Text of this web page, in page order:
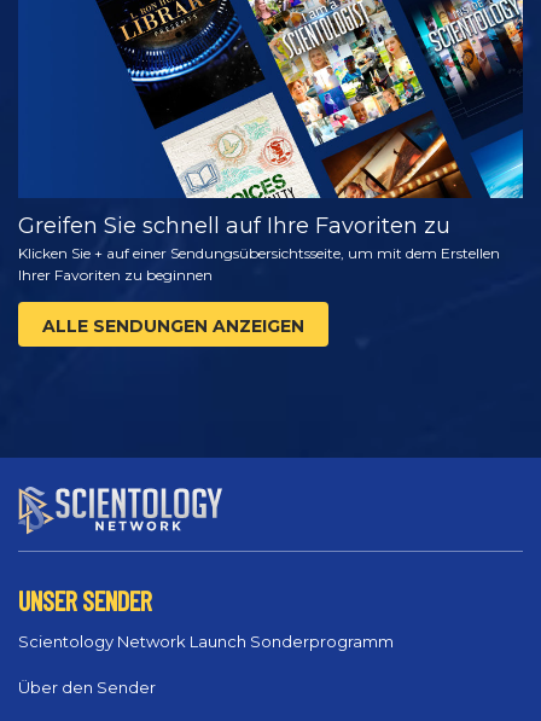
ENTDECKEN
Greifen Sie schnell auf Ihre Favoriten zu
Klicken Sie + auf einer Sendungsübersichtsseite, um mit dem Erstellen
Ihrer Favoriten zu beginnen
ALLE SENDUNGEN ANZEIGEN
UNSER SENDER
Scientology Network Launch Sonderprogramm
Über den Sender